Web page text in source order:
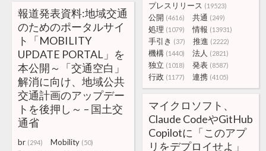
プレスリリース (19523)
公開 (4616) 共通 (249)
処理 (1079) 情報 (13931)
手引き (37) 推進 (2222)
機構 (1440) 法人 (2821)
独立 (1018) 発表 (8587)
行政 (1177) 連携 (4105)
報道発表資料:地域交通
のためのポータルサイ
ト「MOBILITY
UPDATE PORTAL」を
本公開～「交通空白」
解消に向け、地域公共
交通計画のアップデー
トを後押し～ – 国土交
通省
br (294) Mobility (50)
マイクロソフト、
Claude CodeやGitHub
Copilotに「このアプ
リをデプロイせよ」